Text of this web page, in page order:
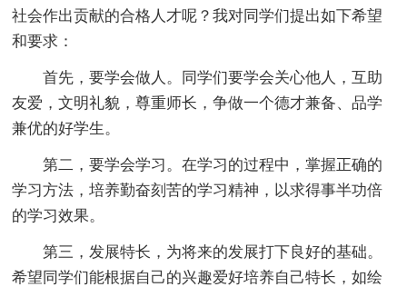
社会作出贡献的合格人才呢？我对同学们提出如下希望
和要求：
首先，要学会做人。同学们要学会关心他人，互助
友爱，文明礼貌，尊重师长，争做一个德才兼备、品学
兼优的好学生。
第二，要学会学习。在学习的过程中，掌握正确的
学习方法，培养勤奋刻苦的学习精神，以求得事半功倍
的学习效果。
第三，发展特长，为将来的发展打下良好的基础。
希望同学们能根据自己的兴趣爱好培养自己特长，如绘